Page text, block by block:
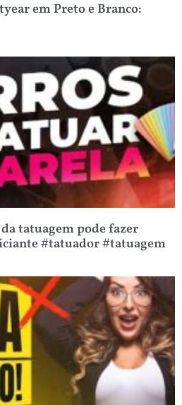
em Preto e Branco:
tatuagem pode fazer
#tatuador #tatuagem